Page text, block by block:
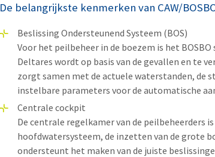
De belangrijkste kenmerken van CAW/
Beslissing Ondersteunend Systeem (BOS)
Voor het peilbeheer in de boezem is het
Deltares wordt op basis van de gevallen en te
zorgt samen met de actuele waterstanden, de
instelbare parameters voor de automatische
Centrale cockpit
De centrale regelkamer van de peilbeheerders
hoofdwatersysteem, de inzetten van de grote
ondersteunt het maken van de juiste